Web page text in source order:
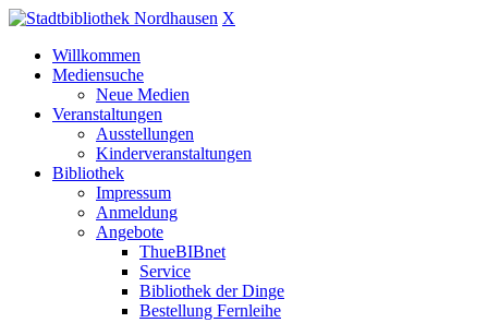
X
Willkommen
Mediensuche
Neue Medien
Veranstaltungen
Ausstellungen
Kinderveranstaltungen
Bibliothek
Impressum
Anmeldung
Angebote
ThueBIBnet
Service
Bibliothek der Dinge
Bestellung Fernleihe